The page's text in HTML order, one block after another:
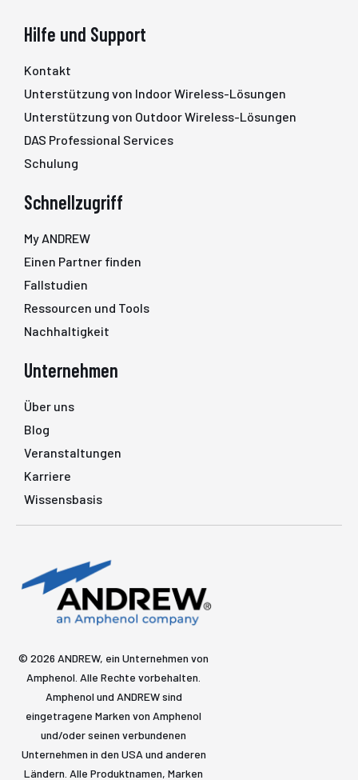
Hilfe und Support
Kontakt
Unterstützung von Indoor Wireless-Lösungen
Unterstützung von Outdoor Wireless-Lösungen
DAS Professional Services
Schulung
Schnellzugriff
My ANDREW
Einen Partner finden
Fallstudien
Ressourcen und Tools
Nachhaltigkeit
Unternehmen
Über uns
Blog
Veranstaltungen
Karriere
Wissensbasis
© 2026 ANDREW, ein Unternehmen von
Amphenol. Alle Rechte vorbehalten.
Amphenol und ANDREW sind
eingetragene Marken von Amphenol
und/oder seinen verbundenen
Unternehmen in den USA und anderen
Ländern. Alle Produktnamen, Marken